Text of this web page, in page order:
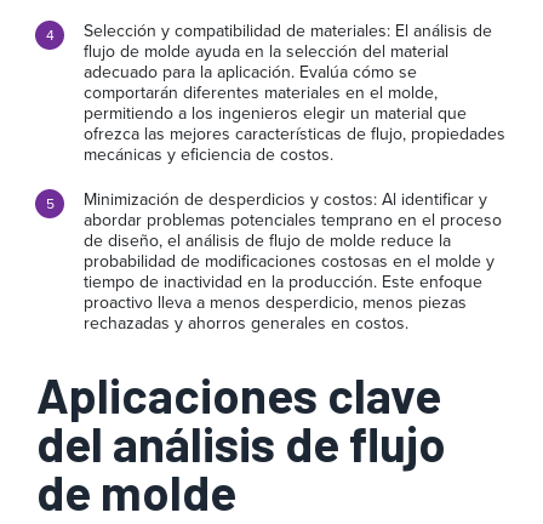
Selección y compatibilidad de materiales: El análisis de
flujo de molde ayuda en la selección del material
adecuado para la aplicación. Evalúa cómo se
comportarán diferentes materiales en el molde,
permitiendo a los ingenieros elegir un material que
ofrezca las mejores características de flujo, propiedades
mecánicas y eficiencia de costos.
Minimización de desperdicios y costos: Al identificar y
abordar problemas potenciales temprano en el proceso
de diseño, el análisis de flujo de molde reduce la
probabilidad de modificaciones costosas en el molde y
tiempo de inactividad en la producción. Este enfoque
proactivo lleva a menos desperdicio, menos piezas
rechazadas y ahorros generales en costos.
Aplicaciones clave
del análisis de flujo
de molde